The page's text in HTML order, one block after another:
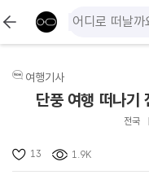
여행기사
단풍 여행 떠나기
전국
13 1.9K